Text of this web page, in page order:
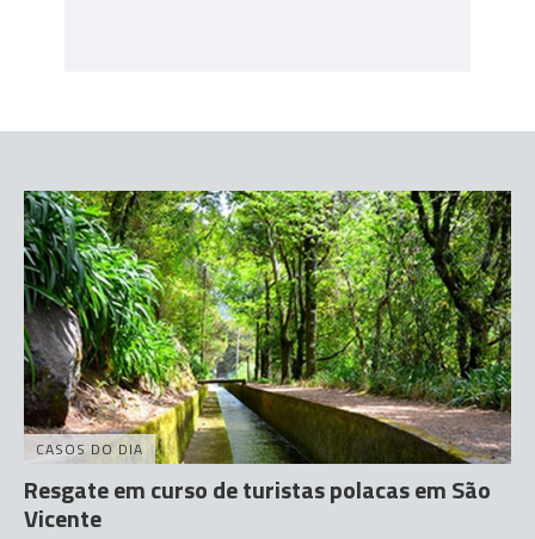
CASOS DO DIA
Resgate em curso de turistas polacas em São
Vicente